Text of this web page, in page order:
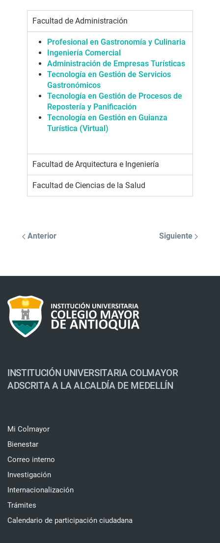
Facultad de Administración
Profesional en Gastronomía y Culinaria
Ingeniería Comercial
Administración de Empresas Turísticas
Tecnología en Gestión de Servicios
Gastronómicos
Tecnología en Gestión de Procesos de
Repostería y Panificación
Tecnología en Gestión en Guianza
Turística (Virtual)
Facultad de Arquitectura e Ingeniería
Facultad de Ciencias de la Salud
Anterior Siguiente
INSTITUCIÓN UNIVERSITARIA COLMAYOR
ADSCRITA A LA ALCALDÍA DE MEDELLÍN
Mi Colmayor
Bienestar
Correo interno
Investigación
Internacionalización
Trámites
Calendario de participación ciudadana